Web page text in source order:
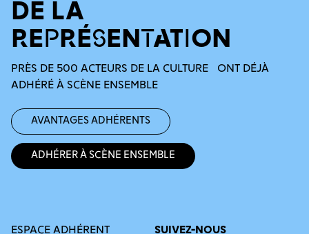
DE LA
REPRÉSENTATION
PRÈS DE 500 ACTEURS DE LA CULTURE ONT DÉJÀ
ADHÉRÉ À SCÈNE ENSEMBLE
Avantages adhérents
Adhérer à Scène Ensemble
ESPACE ADHÉRENT SUIVEZ-NOUS